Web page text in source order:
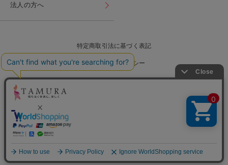
法人の方へ
特定商取引法に基づく表記
プライバシーポリシー
for overseas
Copyright(c) TAMURA, All Rights Reserved.